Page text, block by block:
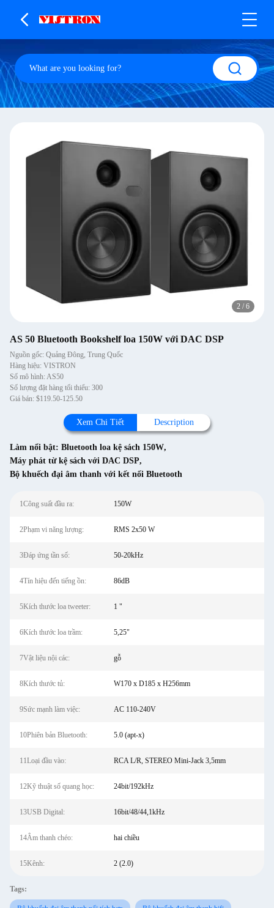
2 / 6
AS 50 Bluetooth Bookshelf loa 150W với DAC DSP
Nguồn gốc: Quảng Đông, Trung Quốc
Hàng hiệu: VISTRON
Số mô hình: AS50
Số lượng đặt hàng tối thiểu: 300
Giá bán: $119.50-125.50
Xem Chi Tiết Description
Làm nổi bật: Bluetooth loa kệ sách 150W,
Máy phát từ kệ sách với DAC DSP,
Bộ khuếch đại âm thanh với kết nối Bluetooth
1Công suất đầu ra: 150W
2Phạm vi năng lượng: RMS 2x50 W
3Đáp ứng tần số: 50-20kHz
4Tín hiệu đến tiếng ồn: 86dB
5Kích thước loa tweeter: 1 "
6Kích thước loa trầm: 5,25"
7Vật liệu nội các: gỗ
8Kích thước tủ: W170 x D185 x H256mm
9Sức mạnh làm việc: AC 110-240V
10Phiên bản Bluetooth: 5.0 (apt-x)
11Loại đầu vào: RCA L/R, STEREO Mini-Jack 3,5mm
12Kỹ thuật số quang học: 24bit/192kHz
13USB Digital: 16bit/48/44,1kHz
14Âm thanh chéo: hai chiều
15Kênh: 2 (2.0)
Tags: